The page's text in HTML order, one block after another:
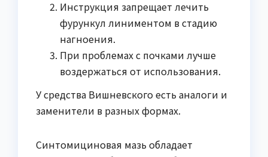
Инструкция запрещает лечить
фурункул линиментом в стадию
нагноения.
При проблемах с почками лучше
воздержаться от использования.
У средства Вишневского есть аналоги и
заменители в разных формах.
Синтомициновая мазь обладает